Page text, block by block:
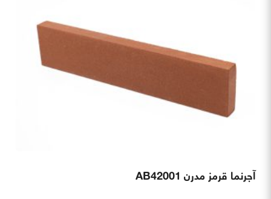
آجرنما قرمز مدرن AB42001